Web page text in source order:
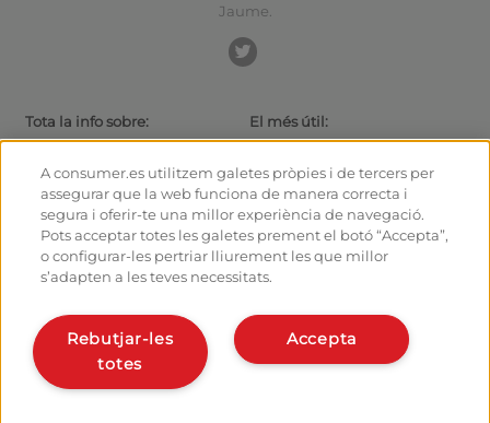
Jaume.
Tota la info sobre:
Rutes i Camins de Sant Jaume
El camí amb bici
Albergs
Monumentos
Fòrum
Fotografies del Camí de Sant
Jaume
El més útil:
Actualitat
Consells per al caminant
Com arribar a les sortides
Com sortir de Santiago
Calculadora
Història
Gestiona el teu alberg
Dona d’alta el teu alberg
Coneix-nos:
Dona’t d’alta en el planificador
A consumer.es utilitzem galetes pròpies i de tercers per
assegurar que la web funciona de manera correcta i
segura i oferir-te una millor experiència de navegació.
Pots acceptar totes les galetes prement el botó “Accepta”,
o configurar-les pertriar lliurement les que millor
s’adapten a les teves necessitats.
Accepta
Rebutjar-les
totes